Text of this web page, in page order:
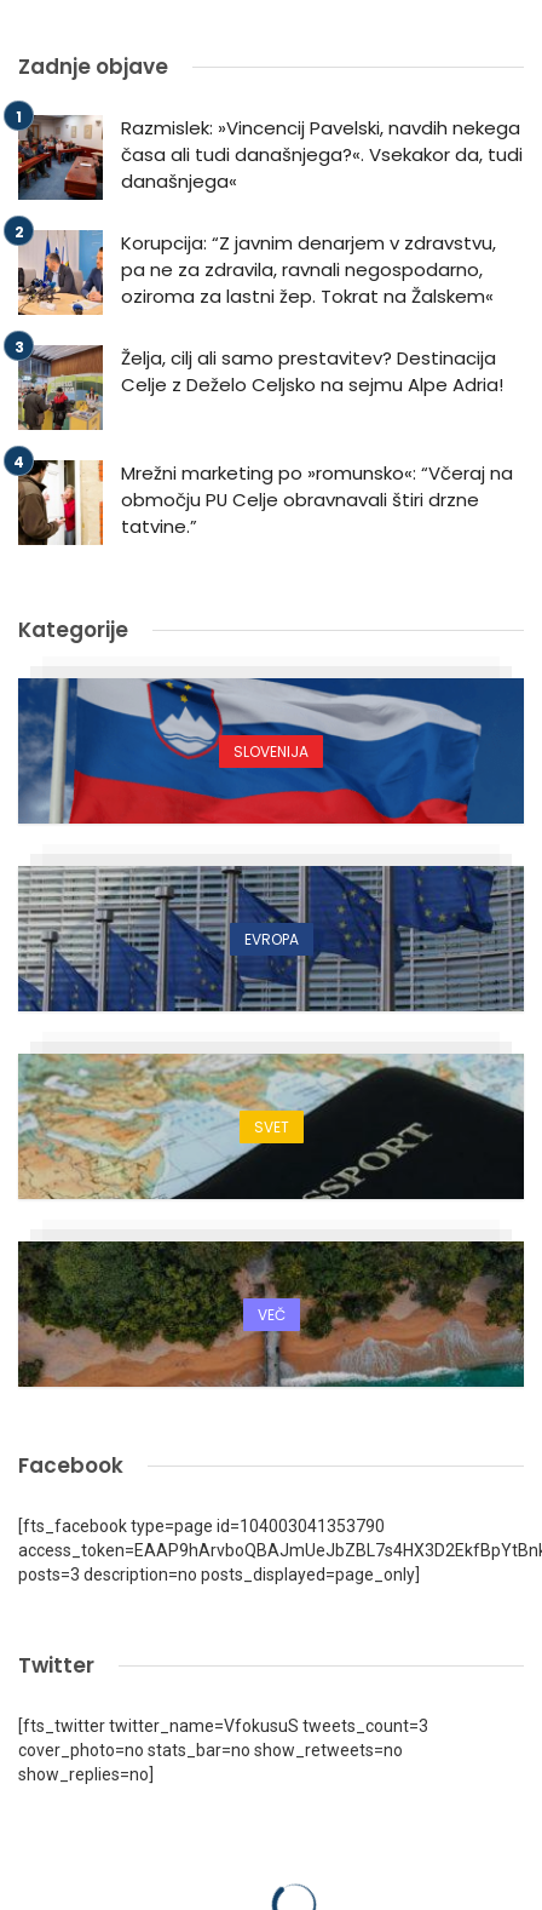
Zadnje objave
Razmislek: »Vincencij Pavelski, navdih nekega
časa ali tudi današnjega?«. Vsekakor da, tudi
današnjega«
Korupcija: “Z javnim denarjem v zdravstvu,
pa ne za zdravila, ravnali negospodarno,
oziroma za lastni žep. Tokrat na Žalskem«
Želja, cilj ali samo prestavitev? Destinacija
Celje z Deželo Celjsko na sejmu Alpe Adria!
Mrežni marketing po »romunsko«: “Včeraj na
območju PU Celje obravnavali štiri drzne
tatvine.”
Kategorije
SLOVENIJA
EVROPA
SVET
VEČ
Facebook
[fts_facebook type=page id=104003041353790
posts=3 description=no posts_displayed=page_only]
Twitter
[fts_twitter twitter_name=VfokusuS tweets_count=3
cover_photo=no stats_bar=no show_retweets=no
show_replies=no]